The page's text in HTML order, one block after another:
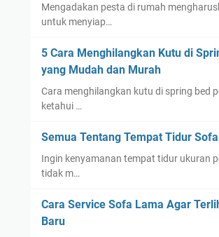
Mengadakan pesta di rumah
untuk menyiap…
5 Cara Menghilangkan Kutu di
yang Mudah dan Murah
Cara menghilangkan kutu di spring bed
ketahui …
Semua Tentang Tempat Tidur
Ingin kenyamanan tempat tidur ukuran
tidak m…
Cara Service Sofa Lama Agar
Baru